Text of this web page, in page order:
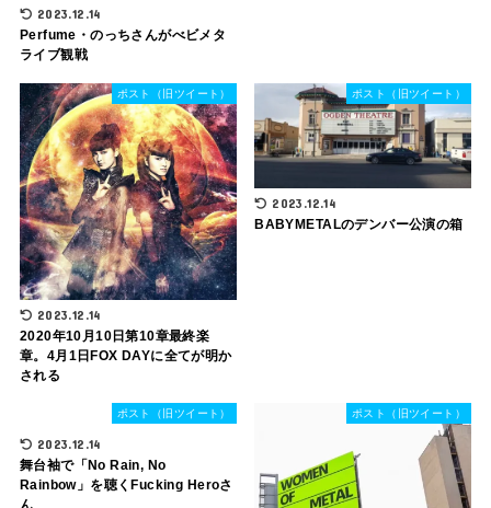
2023.12.14
Perfume・のっちさんがべビメタ
ライブ観戦
ポスト（旧ツイート）
2023.12.14
2020年10月10日第10章最終楽
章。4月1日FOX DAYに全てが明か
される
ポスト（旧ツイート）
2023.12.14
BABYMETALのデンバー公演の箱
ポスト（旧ツイート）
2023.12.14
舞台袖で「No Rain, No
Rainbow」を聴くFucking Heroさ
ポスト（旧ツイート）